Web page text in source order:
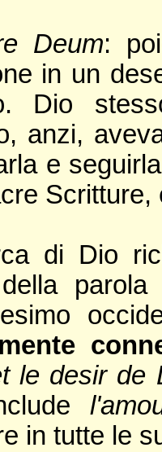
Deum:
in un
Dio
anzi,
e
Scritture,
di Dio
le desir de
in tutte le